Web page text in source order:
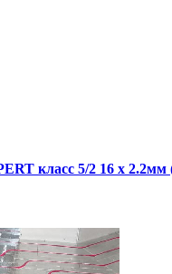
класс 5/2 16 х